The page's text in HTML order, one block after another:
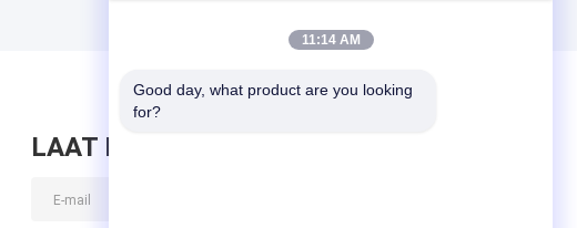
LAAT BERICHT ACHTER
11:14 AM
Good day, what product are you looking
for?